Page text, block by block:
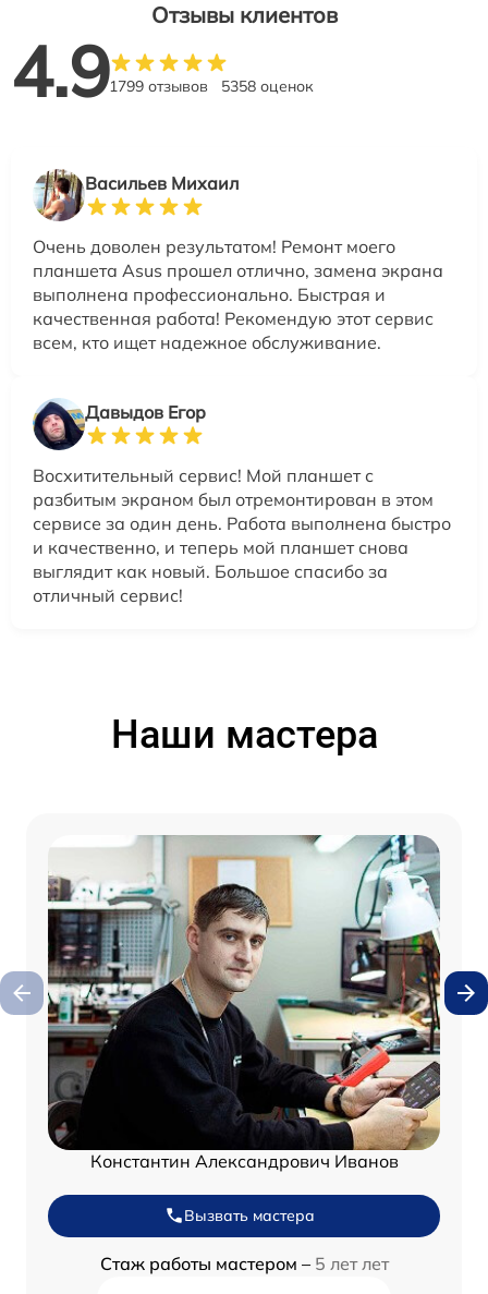
Отзывы клиентов
4.91799 отзывов 5358 оценок
Васильев Михаил
Очень доволен результатом! Ремонт моего
планшета Asus прошел отлично, замена экрана
выполнена профессионально. Быстрая и
качественная работа! Рекомендую этот сервис
всем, кто ищет надежное обслуживание.
Давыдов Егор
Восхитительный сервис! Мой планшет с
разбитым экраном был отремонтирован в этом
сервисе за один день. Работа выполнена быстро
и качественно, и теперь мой планшет снова
выглядит как новый. Большое спасибо за
отличный сервис!
Наши мастера
Константин Александрович Иванов
Вызвать мастера
Стаж работы мастером – 5 лет лет